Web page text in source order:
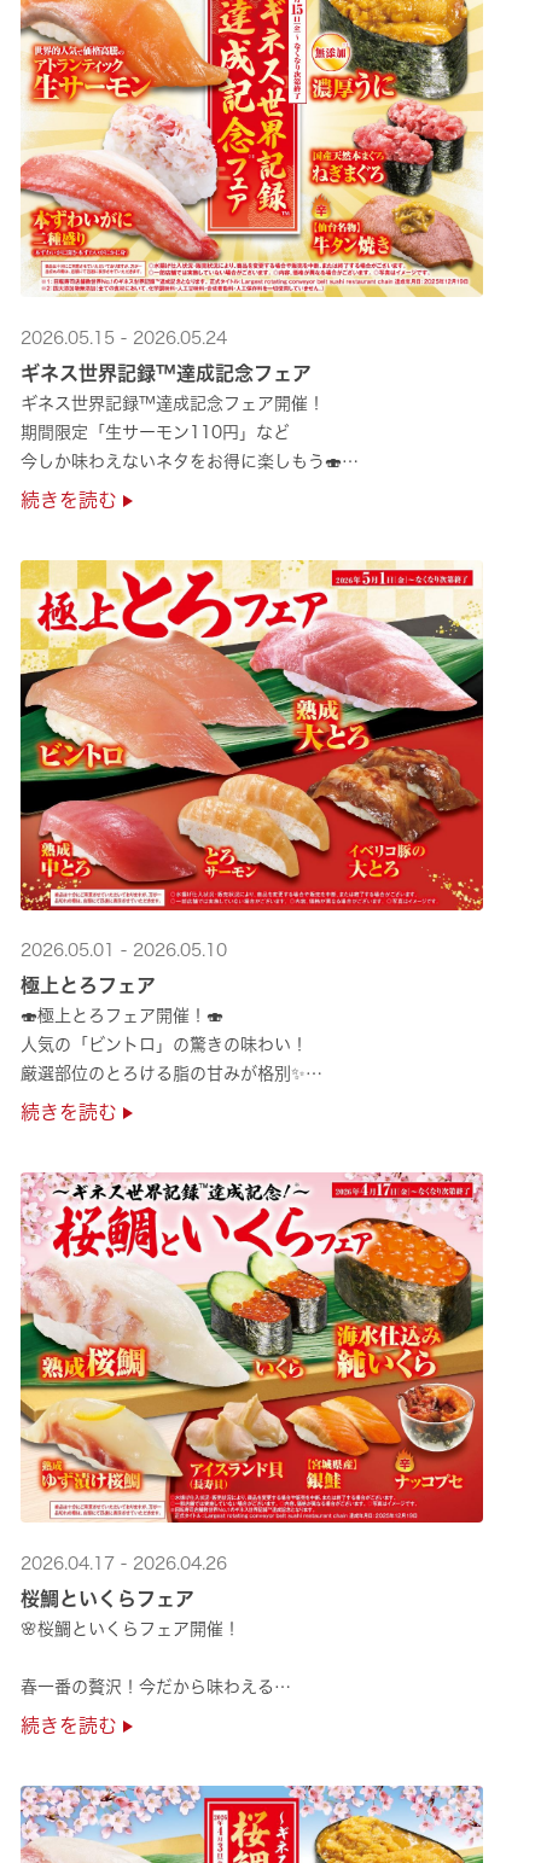
2026.05.15 - 2026.05.24
ギネス世界記録™達成記念フェア
ギネス世界記録™達成記念フェア開催！
期間限定「生サーモン110円」など
今しか味わえないネタをお得に楽しもう🍣
是非お越しください✨
続きを読む
2026.05.01 - 2026.05.10
極上とろフェア
🍣極上とろフェア開催！🍣
人気の「ビントロ」の驚きの味わい！
厳選部位のとろける脂の甘みが格別✨
極上の味覚を是非くら寿司でご堪能ください♪
続きを読む
2026.04.17 - 2026.04.26
桜鯛といくらフェア
🌸桜鯛といくらフェア開催！
春一番の贅沢！今だから味わえる
旬の旨さの熟成🌸桜鯛と
是非お越しください✨
続きを読む